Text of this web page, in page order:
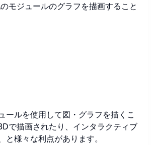
モジュールのグラフを描画すること
ールを使用して図・グラフを描くこ
で描画されたり、インタラクティブ
と様々な利点があります。